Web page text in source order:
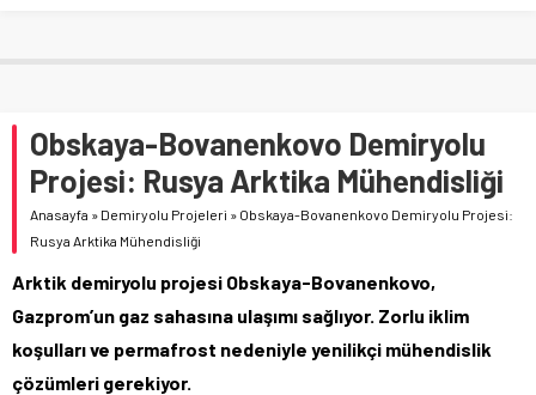
Obskaya-Bovanenkovo Demiryolu
Projesi: Rusya Arktika Mühendisliği
Anasayfa » Demiryolu Projeleri » Obskaya-Bovanenkovo Demiryolu Projesi:
Rusya Arktika Mühendisliği
Arktik demiryolu projesi Obskaya-Bovanenkovo,
Gazprom’un gaz sahasına ulaşımı sağlıyor. Zorlu iklim
koşulları ve permafrost nedeniyle yenilikçi mühendislik
çözümleri gerekiyor.